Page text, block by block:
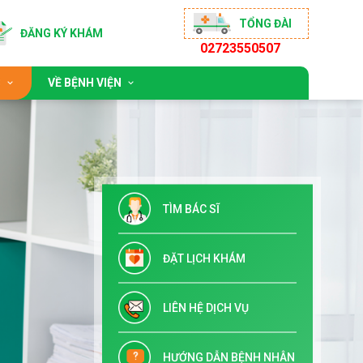
ĐĂNG KÝ KHÁM
TỔNG ĐÀI
02723550507
ưu đãi
VỀ BỆNH VIỆN
Đội ngũ bác sĩ
Chỉ đạo tuyến & Đào tạo
Danh mục dịch vụ kỹ thuật
Tuyển dụng
TÌM BÁC SĨ
ĐẶT LỊCH KHÁM
LIÊN HỆ DỊCH VỤ
HƯỚNG DẪN BỆNH NHÂN